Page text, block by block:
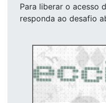
Para liberar o acesso
responda ao desafio